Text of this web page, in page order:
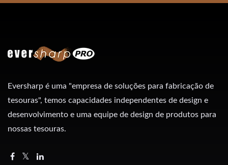
Eversharp é uma "empresa de soluções para fabricação de
tesouras", temos capacidades independentes de design e
desenvolvimento e uma equipe de design de produtos para
nossas tesouras.